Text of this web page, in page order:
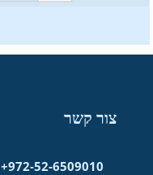
צור קשר
+972-52-6509010​